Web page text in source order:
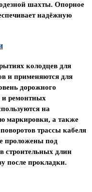
шахты. Опорное
надёжную
колодцев для
и применяются для
дорожного
и ремонтных
на
маркировки, а также
трассы кабеля
проложены под
строительных длин
после прокладки.